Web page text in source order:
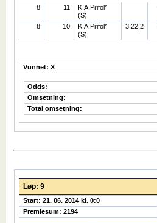
8 11
K.A.Prifol*
(S)
8
10
K.A.Prifol*
(S)
3:22,2
Vunnet: X
Odds:
Omsetning:
Total omsetning:
Løp: 9
Start: 21. 06. 2014 kl. 0:0
Premiesum: 2194